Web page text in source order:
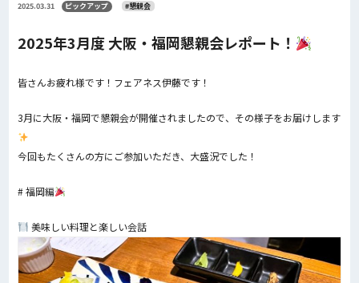
2025.03.31 ピックアップ #懇親会
2025年3月度 大阪・福岡懇親会レポート！
皆さんお疲れ様です！フェアネス伊藤です！
3月に大阪・福岡で懇親会が開催されましたので、その様子をお届けします
今回もたくさんの方にご参加いただき、大盛況でした！
# 福岡編
美味しい料理と楽しい会話